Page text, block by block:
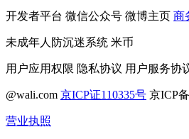
开发者平台 微信公众号 微博主页 商
未成年人防沉迷系统 米币
用户应用权限 隐私协议 用户服务协
@wali.com 京ICP证110335号 京ICP
营业执照